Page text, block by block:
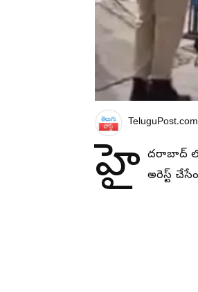
TeluguPost.com
హై దరాబాద్
అరెస్ట్